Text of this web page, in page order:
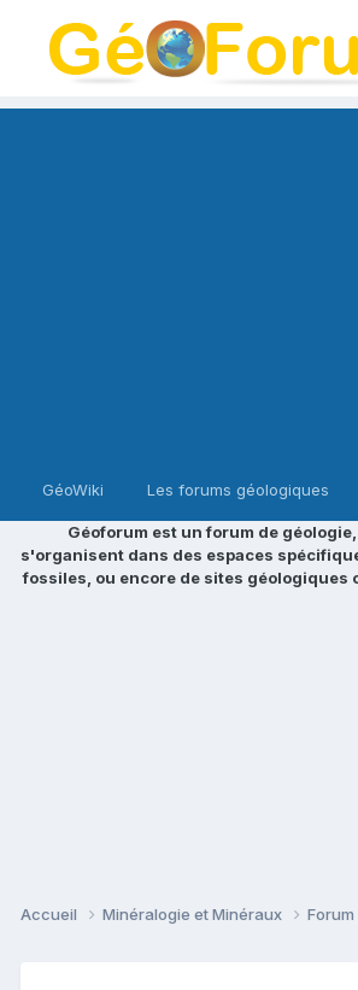
GéoWiki Les forums géologiques
Géoforum est un forum de
s'organisent dans des espaces
fossiles, ou encore de sites géologiques
Accueil Minéralogie et Minéraux